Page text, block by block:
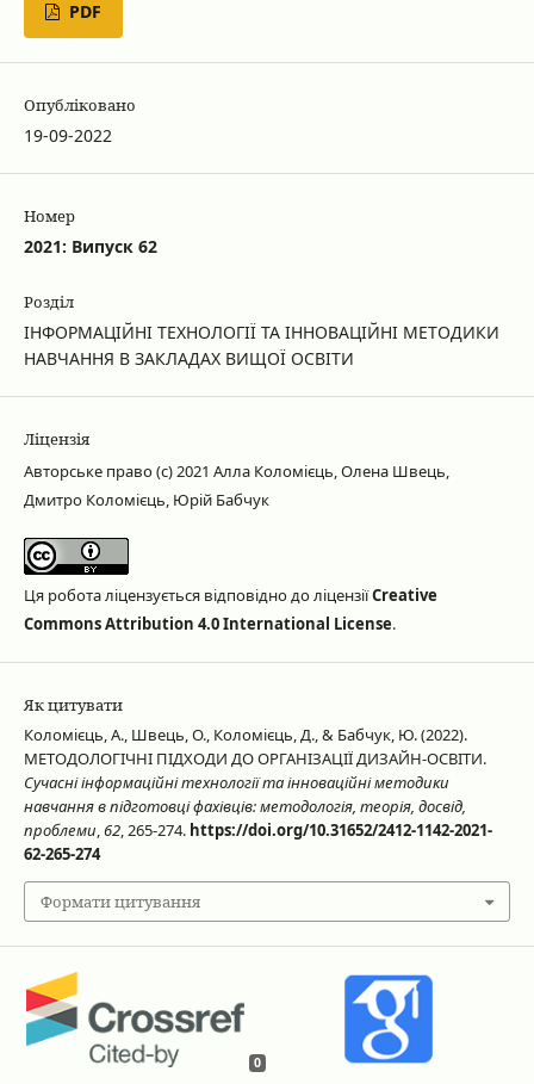
PDF
Опубліковано
19-09-2022
Номер
2021: Випуск 62
Розділ
ІНФОРМАЦІЙНІ ТЕХНОЛОГІЇ ТА ІННОВАЦІЙНІ МЕТОДИКИ
НАВЧАННЯ В ЗАКЛАДАХ ВИЩОЇ ОСВІТИ
Ліцензія
Авторське право (c) 2021 Алла Коломієць, Олена Швець,
Дмитро Коломієць, Юрій Бабчук
Ця робота ліцензується відповідно до ліцензіїCreative
Commons Attribution 4.0 International License.
Як цитувати
Коломієць, А., Швець, О., Коломієць, Д., & Бабчук, Ю. (2022).
МЕТОДОЛОГІЧНІ ПІДХОДИ ДО ОРГАНІЗАЦІЇ ДИЗАЙН-ОСВІТИ.
Сучасні інформаційні технології та інноваційні методики
навчання в підготовці фахівців: методологія, теорія, досвід,
проблеми,62, 265-274. https://doi.org/10.31652/2412-1142-2021-
62-265-274
Формати цитування
0